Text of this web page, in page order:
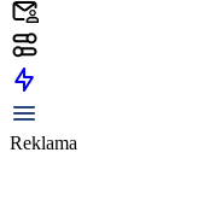
Reklama